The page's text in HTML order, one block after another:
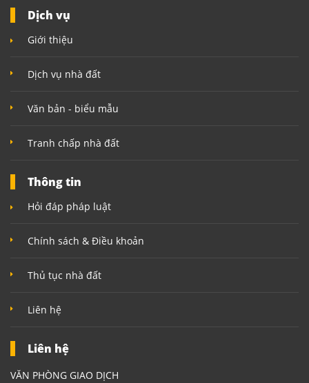
BẢN
-
BIỂU
HỆ
Dịch vụ
Giới thiệu
Dịch vụ nhà đất
Văn bản - biểu mẫu
Tranh chấp nhà đất
Thông tin
Hỏi đáp pháp luật
Chính sách & Điều khoản
Thủ tục nhà đất
Liên hệ
Liên hệ
VĂN PHÒNG GIAO DỊCH